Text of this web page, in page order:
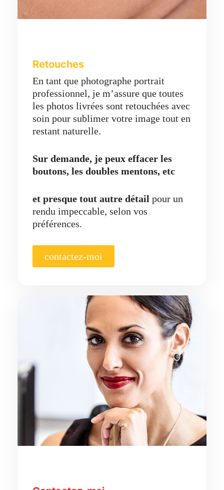
Retouches
En tant que photographe portrait
professionnel, je m’assure que toutes
les photos livrées sont retouchées avec
soin pour sublimer votre image tout en
restant naturelle.
Sur demande, je peux effacer les
boutons, les doubles mentons, etc
et presque tout autre détail pour un
rendu impeccable, selon vos
préférences.
contactez-moi